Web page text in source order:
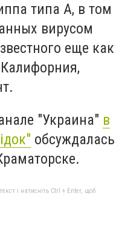
типа А, в том
вирусом
еще как
"Украина" в
обсуждалась
і натисніть Ctrl + Enter, щоб